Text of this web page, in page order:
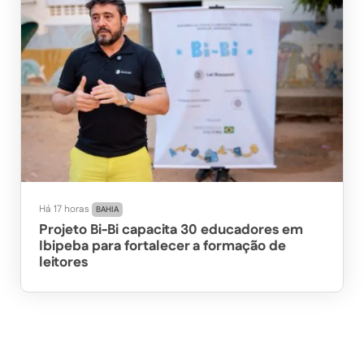
Há 17 horas BAHIA
Projeto Bi-Bi capacita 30 educadores em
Ibipeba para fortalecer a formação de
leitores